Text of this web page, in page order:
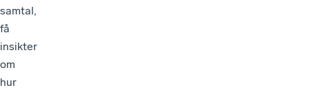
samtal,
få
insikter
om
hur